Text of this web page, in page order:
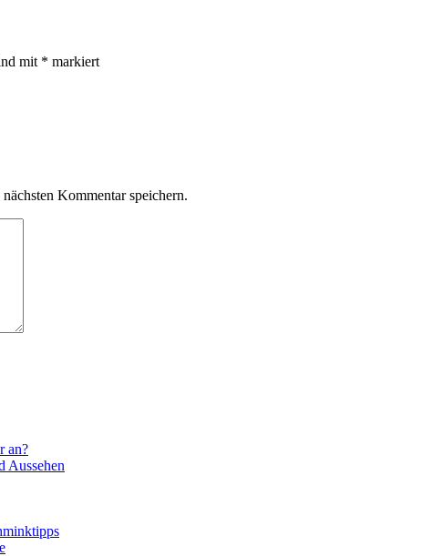
mit * markiert
Kommentar speichern.
an?
Aussehen